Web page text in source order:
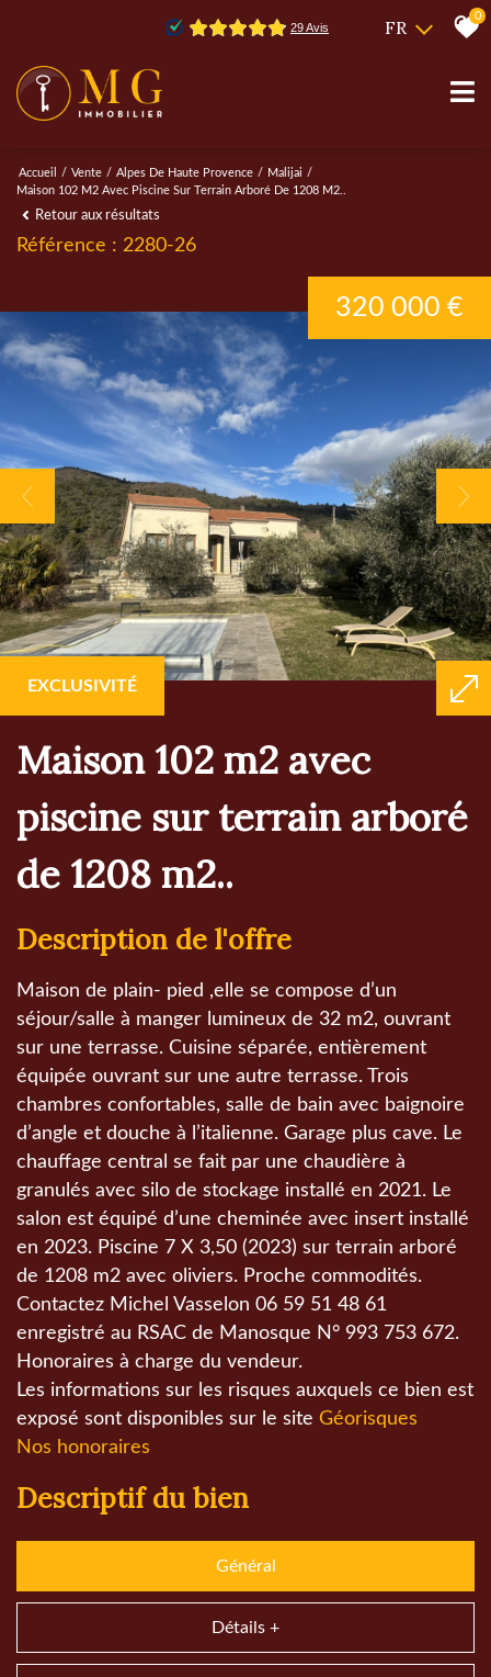
FR
0
Accueil Vente Alpes De Haute Provence
Malijai
Maison 102 M2 Avec Piscine Sur Terrain Arboré De 1208 M2..
Retour aux résultats
Référence : 2280-26
EXCLUSIVITÉ
320 000 €
maison 102 m2 avec
piscine sur terrain arboré
de 1208 m2..
description de l'offre
Maison de plain- pied ,elle se compose d’un
séjour/salle à manger lumineux de 32 m2, ouvrant
sur une terrasse. Cuisine séparée, entièrement
équipée ouvrant sur une autre terrasse. Trois
chambres confortables, salle de bain avec baignoire
d’angle et douche à l’italienne. Garage plus cave. Le
chauffage central se fait par une chaudière à
granulés avec silo de stockage installé en 2021. Le
salon est équipé d’une cheminée avec insert installé
en 2023. Piscine 7 X 3,50 (2023) sur terrain arboré
de 1208 m2 avec oliviers. Proche commodités.
Contactez Michel Vasselon 06 59 51 48 61
enregistré au RSAC de Manosque N° 993 753 672.
Honoraires à charge du vendeur.
Les informations sur les risques auxquels ce bien est
exposé sont disponibles sur le site Géorisques
Nos honoraires
descriptif du bien
Général
Détails +